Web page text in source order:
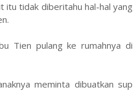
itu tidak diberitahu hal-hal yang
Tien pulang ke rumahnya di
meminta dibuatkan sup